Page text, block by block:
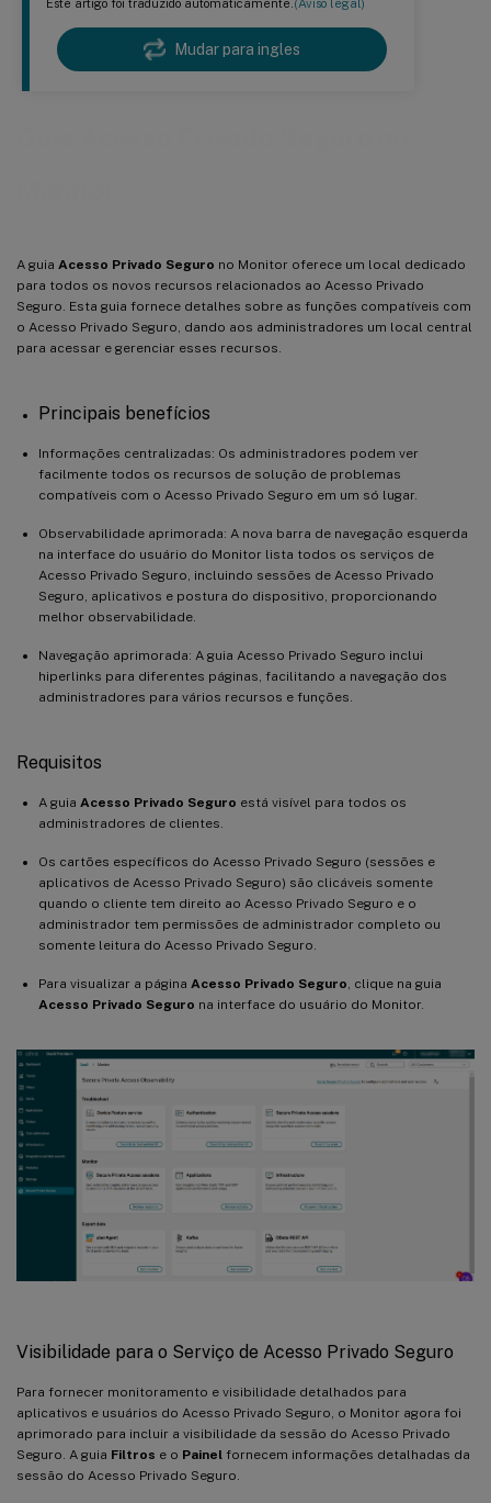
Este artigo foi traduzido automaticamente.(Aviso legal)
Mudar para ingles
A guia Acesso Privado Seguro no Monitor oferece um local dedicado
para todos os novos recursos relacionados ao Acesso Privado
Seguro. Esta guia fornece detalhes sobre as funções compatíveis com
o Acesso Privado Seguro, dando aos administradores um local central
para acessar e gerenciar esses recursos.
Principais benefícios
Informações centralizadas: Os administradores podem ver
facilmente todos os recursos de solução de problemas
compatíveis com o Acesso Privado Seguro em um só lugar.
Observabilidade aprimorada: A nova barra de navegação esquerda
na interface do usuário do Monitor lista todos os serviços de
Acesso Privado Seguro, incluindo sessões de Acesso Privado
Seguro, aplicativos e postura do dispositivo, proporcionando
melhor observabilidade.
Navegação aprimorada: A guia Acesso Privado Seguro inclui
hiperlinks para diferentes páginas, facilitando a navegação dos
administradores para vários recursos e funções.
Requisitos
A guia Acesso Privado Seguro está visível para todos os
administradores de clientes.
Os cartões específicos do Acesso Privado Seguro (sessões e
aplicativos de Acesso Privado Seguro) são clicáveis somente
quando o cliente tem direito ao Acesso Privado Seguro e o
administrador tem permissões de administrador completo ou
somente leitura do Acesso Privado Seguro.
Para visualizar a página Acesso Privado Seguro , clique na guia
Acesso Privado Seguro na interface do usuário do Monitor.
Visibilidade para o Serviço de Acesso Privado Seguro
Para fornecer monitoramento e visibilidade detalhados para
aplicativos e usuários do Acesso Privado Seguro, o Monitor agora foi
aprimorado para incluir a visibilidade da sessão do Acesso Privado
Seguro. A guia Filtros e o Painel fornecem informações detalhadas da
sessão do Acesso Privado Seguro.